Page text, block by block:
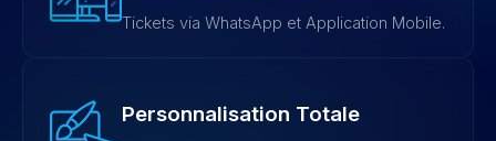
Tickets via WhatsApp et Application Mobile.
Personnalisation Totale